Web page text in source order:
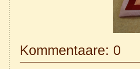
Kommentaare: 0